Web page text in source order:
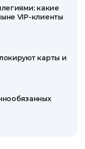
какие
VIP-клиенты
карты и